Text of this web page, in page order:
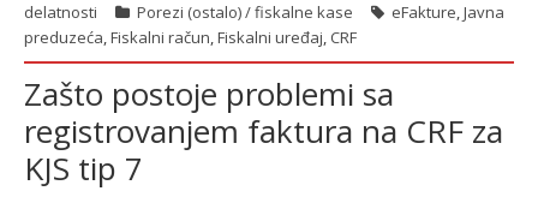
O nama
Pretplata
Prijava
delatnosti
Porezi (ostalo) / fiskalne kase eFakture,Javna
preduzeća,Fiskalni račun,Fiskalni uređaj, CRF
Zašto postoje problemi sa
registrovanjem faktura na CRF za
KJS tip 7